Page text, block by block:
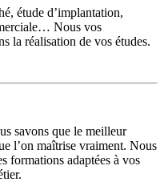
étude d’implantation,
Nous vos
la réalisation de vos études.
savons que le meilleur
l’on maîtrise vraiment. Nous
formations adaptées à vos